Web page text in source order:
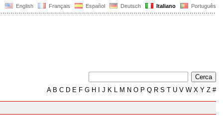
English Français Español Deutsch Italiano Português
AB C D E F G H J K L M N O P Q R S T U V W X Y Z #